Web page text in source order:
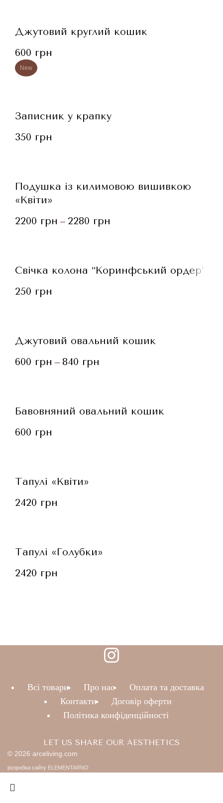
Джутовий круглий кошик
600 грн
New
Записник у крапку
350 грн
Подушка із килимовою вишивкою
«Квіти»
2200 грн – 2280 грн
Свічка колона “Коринфський ордер”
250 грн
Джутовий овальний кошик
600 грн – 840 грн
Бавовняний овальний кошик
600 грн
Тапулі «Квіти»
2420 грн
Тапулі «Голубки»
2420 грн
Всі товари Про нас
Оплата та доставка
Контакти
Договір оферти
Політика конфіденційності
LET US SHARE OUR AESTHETICS
© 2026 arceliving.com
розробка сайту ELEMENTARNO